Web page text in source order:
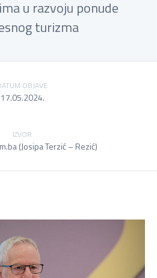
u razvoju ponude
turizma
OBJAVE
17.05.2024.
IZVOR
(Josipa Terzić – Rezić)